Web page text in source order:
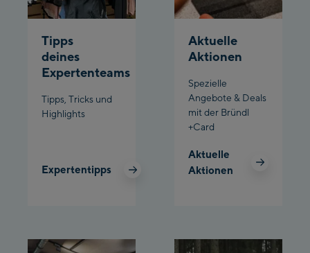
Bergstation / Top
/Valley station
Fuegen:
Spieljochbahn
Talstation /Valley
Ischgl:
Tipps
deines
Expertenteams
Tipps, Tricks und
Highlights
Expertentipps
Aktuelle
Aktionen
Spezielle
Angebote & Deals
mit der Bründl
+Card
Aktuelle
Aktionen